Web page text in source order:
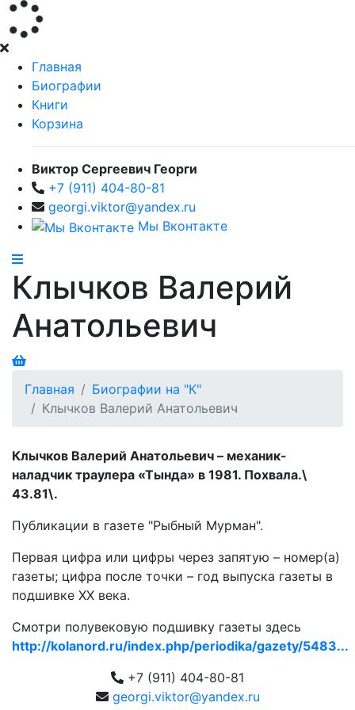
Главная
Биографии
Книги
Корзина
Виктор Сергеевич Георги
+7 (911) 404-80-81
georgi.viktor@yandex.ru
Мы Вконтакте
Клычков Валерий
Анатольевич
Главная
Биографии на "К"
Клычков Валерий Анатольевич
Клычков Валерий Анатольевич – механик-
наладчик траулера «Тында» в 1981. Похвала.\
43.81\.
Публикации в газете "Рыбный Мурман".
Первая цифра или цифры через запятую – номер(а)
газеты; цифра после точки – год выпуска газеты в
подшивке ХХ века.
Смотри полувековую подшивку газеты здесь
http://kolanord.ru/index.php/periodika/gazety/5483...
+7 (911) 404-80-81
georgi.viktor@yandex.ru